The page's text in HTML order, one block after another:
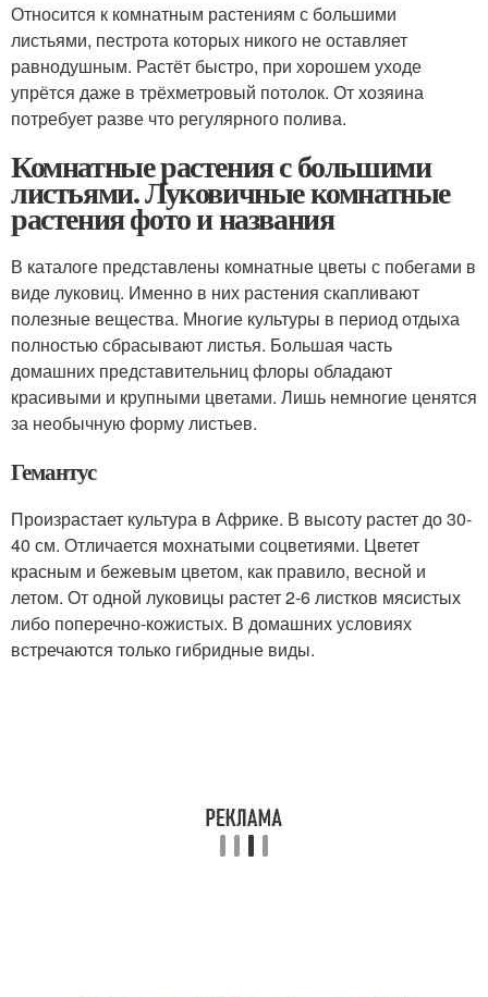
Относится к комнатным растениям с большими
листьями, пестрота которых никого не оставляет
равнодушным. Растёт быстро, при хорошем уходе
упрётся даже в трёхметровый потолок. От хозяина
потребует разве что регулярного полива.
Комнатные растения с большими
листьями. Луковичные комнатные
растения фото и названия
В каталоге представлены комнатные цветы с побегами в
виде луковиц. Именно в них растения скапливают
полезные вещества. Многие культуры в период отдыха
полностью сбрасывают листья. Большая часть
домашних представительниц флоры обладают
красивыми и крупными цветами. Лишь немногие ценятся
за необычную форму листьев.
Гемантус
Произрастает культура в Африке. В высоту растет до 30-
40 см. Отличается мохнатыми соцветиями. Цветет
красным и бежевым цветом, как правило, весной и
летом. От одной луковицы растет 2-6 листков мясистых
либо поперечно-кожистых. В домашних условиях
встречаются только гибридные виды.